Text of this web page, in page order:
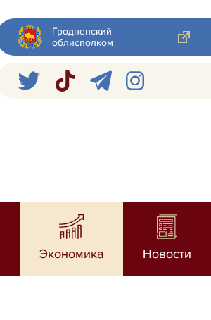
Гродненский
облисполком
Экономика Новости